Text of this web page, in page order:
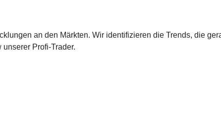
an den Märkten. Wir identifizieren die Trends, die
Profi-Trader.